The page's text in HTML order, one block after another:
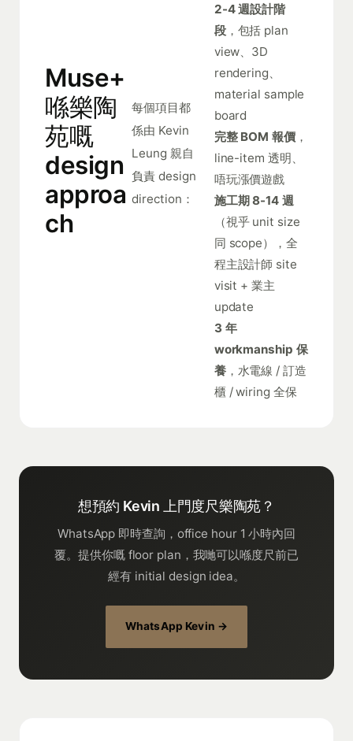
Muse+
喺樂陶
苑嘅
design
approa
ch
每個項目都
係由 Kevin
Leung 親自
負責 design
direction：
2-4 週設計階
段，包括 plan
view、3D
rendering、
material sample
board
完整 BOM 報價，
line-item 透明、
唔玩漲價遊戲
施工期 8-14 週
（視乎 unit size
同 scope），全
程主設計師 site
visit + 業主
update
3 年
workmanship 保
養，水電線 / 訂造
櫃 / wiring 全保
想預約 Kevin 上門度尺樂陶苑？
WhatsApp 即時查詢，office hour 1 小時內回
覆。提供你嘅 floor plan，我哋可以喺度尺前已
經有 initial design idea。
WhatsApp Kevin →